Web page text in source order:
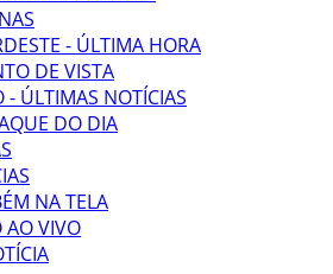
- ÚLTIMA HORA
DE VISTA
- ÚLTIMAS NOTÍCIAS
DO DIA
NA TELA
AO VIVO